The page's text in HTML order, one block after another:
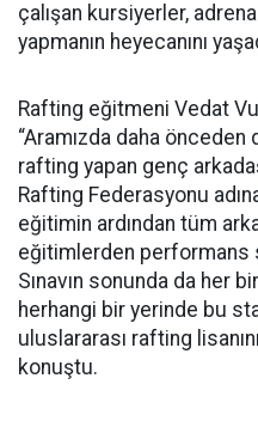
çalışan kursiyerler,
yapmanın heyecanını
Rafting eğitmeni Vedat
“Aramızda daha
rafting yapan genç
Rafting Federasyonu
eğitimin ardından tüm
eğitimlerden performans
Sınavın sonunda da her
herhangi bir yerinde bu
uluslararası rafting
konuştu.